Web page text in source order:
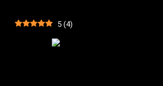
5 (4)